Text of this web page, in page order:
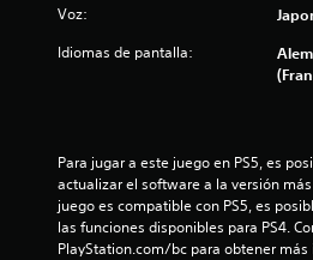
Voz:
Idiomas de pantalla:
Para jugar a este juego en PS5, es
actualizar el software a la versión
juego es compatible con PS5, es
las funciones disponibles para PS4.
PlayStation.com/bc para obtener